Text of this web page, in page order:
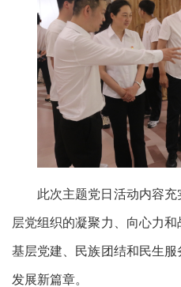
此次主题党日活动内容
层党组织的凝聚力、向心力
基层党建、民族团结和民生
发展新篇章。